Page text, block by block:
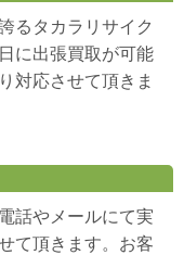
るタカラリサイク
に出張買取が可能
対応させて頂きま
話やメールにて実
て頂きます。お客